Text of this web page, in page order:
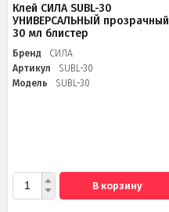
Клей СИЛА SUBL-30
УНИВЕРСАЛЬНЫЙ прозрачный
30 мл блистер
Бренд
СИЛА
Артикул
SUBL-30
Модель
SUBL-30
В корзину